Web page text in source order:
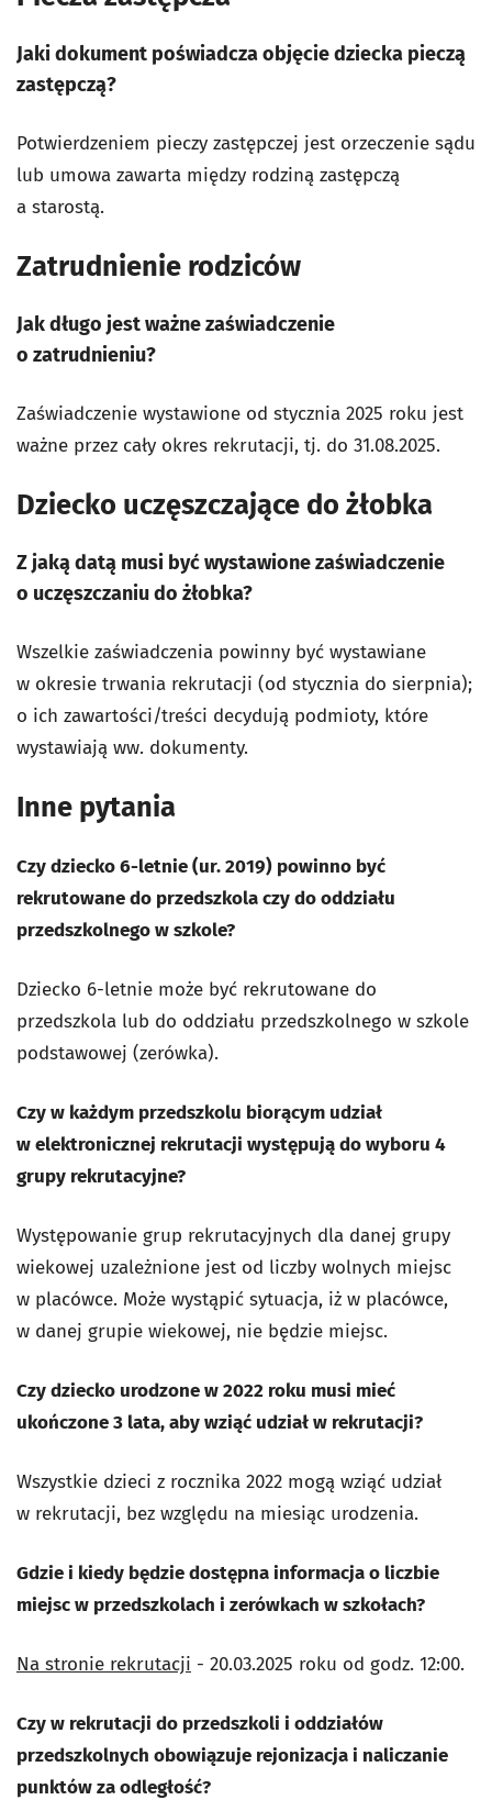
Jaki dokument poświadcza objęcie dziecka pieczą
zastępczą?
Potwierdzeniem pieczy zastępczej jest orzeczenie sądu
lub umowa zawarta między rodziną zastępczą
a starostą.
Zatrudnienie rodziców
Jak długo jest ważne zaświadczenie
o zatrudnieniu?
Zaświadczenie wystawione od stycznia 2025 roku jest
ważne przez cały okres rekrutacji, tj. do 31.08.2025.
Dziecko uczęszczające do żłobka
Z jaką datą musi być wystawione zaświadczenie
o uczęszczaniu do żłobka?
Wszelkie zaświadczenia powinny być wystawiane
w okresie trwania rekrutacji (od stycznia do sierpnia);
o ich zawartości/treści decydują podmioty, które
wystawiają ww. dokumenty.
Inne pytania
Czy dziecko 6-letnie (ur. 2019) powinno być
rekrutowane do przedszkola czy do oddziału
przedszkolnego w szkole?
Dziecko 6-letnie może być rekrutowane do
przedszkola lub do oddziału przedszkolnego w szkole
podstawowej (zerówka).
Czy w każdym przedszkolu biorącym udział
w elektronicznej rekrutacji występują do wyboru 4
grupy rekrutacyjne?
Występowanie grup rekrutacyjnych dla danej grupy
wiekowej uzależnione jest od liczby wolnych miejsc
w placówce. Może wystąpić sytuacja, iż w placówce,
w danej grupie wiekowej, nie będzie miejsc.
Czy dziecko urodzone w 2022 roku musi mieć
ukończone 3 lata, aby wziąć udział w rekrutacji?
Wszystkie dzieci z rocznika 2022 mogą wziąć udział
w rekrutacji, bez względu na miesiąc urodzenia.
Gdzie i kiedy będzie dostępna informacja o liczbie
miejsc w przedszkolach i zerówkach w szkołach?
Na stronie rekrutacji - 20.03.2025 roku od godz. 12:00.
Czy w rekrutacji do przedszkoli i oddziałów
przedszkolnych obowiązuje rejonizacja i naliczanie
punktów za odległość?